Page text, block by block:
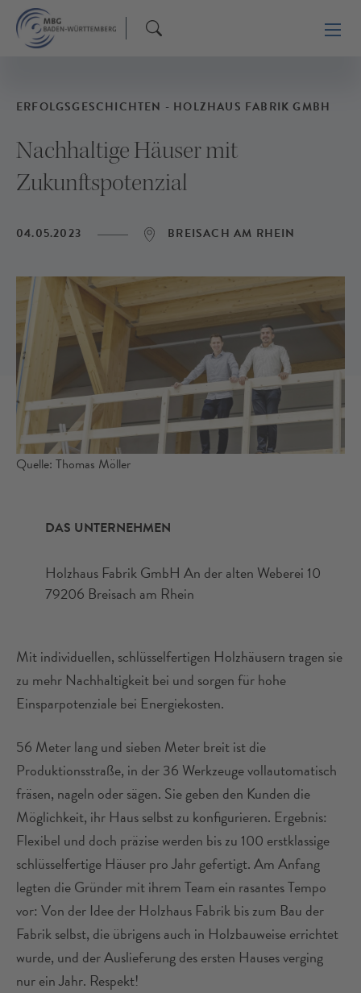
ERFOLGSGESCHICHTEN - HOLZHAUS FABRIK GMBH
Nachhaltige Häuser mit
Zukunftspotenzial
04.05.2023 BREISACH AM RHEIN
Quelle: Thomas Möller
DAS UNTERNEHMEN
Holzhaus Fabrik GmbH An der alten Weberei 10
79206 Breisach am Rhein
Mit individuellen, schlüsselfertigen Holzhäusern tragen sie
zu mehr Nachhaltigkeit bei und sorgen für hohe
Einsparpotenziale bei Energiekosten.
56 Meter lang und sieben Meter breit ist die
Produktionsstraße, in der 36 Werkzeuge vollautomatisch
fräsen, nageln oder sägen. Sie geben den Kunden die
Möglichkeit, ihr Haus selbst zu konfigurieren. Ergebnis:
Flexibel und doch präzise werden bis zu 100 erstklassige
schlüsselfertige Häuser pro Jahr gefertigt. Am Anfang
legten die Gründer mit ihrem Team ein rasantes Tempo
vor: Von der Idee der Holzhaus Fabrik bis zum Bau der
Fabrik selbst, die übrigens auch in Holzbauweise errichtet
wurde, und der Auslieferung des ersten Hauses verging
nur ein Jahr. Respekt!